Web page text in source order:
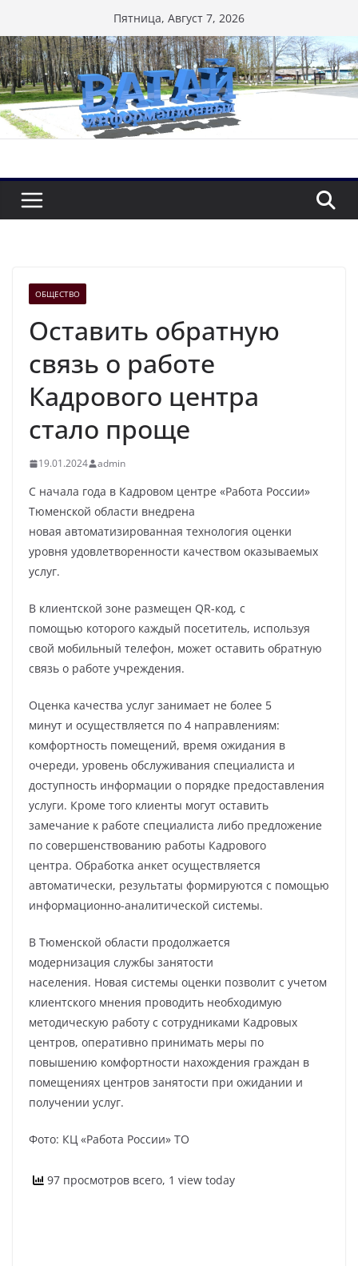
к
содержимому
Пятница, Август 7, 2026
ОБЩЕСТВО
Оставить обратную
связь о работе
Кадрового центра
стало проще
19.01.2024 admin
С начала года в Кадровом центре «Работа России»
Тюменской области внедрена
новая автоматизированная технология оценки
уровня удовлетворенности качеством оказываемых
услуг.
В клиентской зоне размещен QR-код, с
помощью которого каждый посетитель, используя
свой мобильный телефон, может оставить обратную
связь о работе учреждения.
Оценка качества услуг занимает не более 5
минут и осуществляется по 4 направлениям:
комфортность помещений, время ожидания в
очереди, уровень обслуживания специалиста и
доступность информации о порядке предоставления
услуги. Кроме того клиенты могут оставить
замечание к работе специалиста либо предложение
по совершенствованию работы Кадрового
центра. Обработка анкет осуществляется
автоматически, результаты формируются с помощью
информационно-аналитической системы.
В Тюменской области продолжается
модернизация службы занятости
населения. Новая системы оценки позволит с учетом
клиентского мнения проводить необходимую
методическую работу с сотрудниками Кадровых
центров, оперативно принимать меры по
повышению комфортности нахождения граждан в
помещениях центров занятости при ожидании и
получении услуг.
Фото: КЦ «Работа России» ТО
97 просмотров всего, 1 view today